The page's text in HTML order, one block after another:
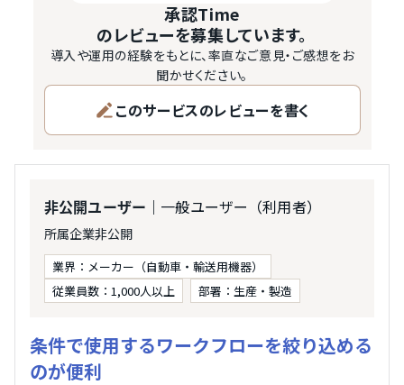
承認Time
のレビューを募集しています。
導入や運用の経験をもとに、率直なご意見・ご感想をお
聞かせください。
このサービスのレビューを書く
非公開ユーザー ｜一般ユーザー（利用者）
所属企業非公開
業界：メーカー（自動車・輸送用機器）
従業員数：1,000人以上
部署：生産・製造
条件で使用するワークフローを絞り込める
のが便利